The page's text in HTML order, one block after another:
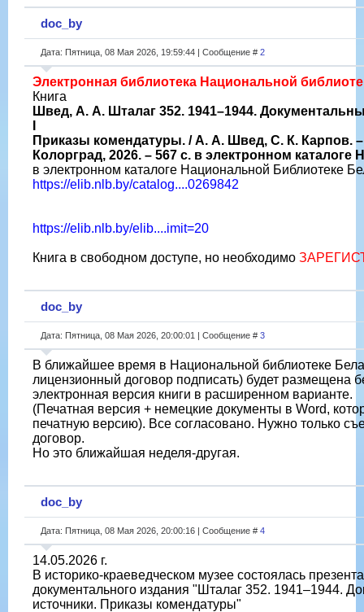
doc_by
Дата: Пятница, 08 Мая 2026, 19:59:44 | Сообщение # 2
Электронная библиотека Национальной
Книга
Швед, А. А. Шталаг 352. 1941–1944.
Приказы комендатуры. / А. А. Швед, С. К. Карпов.
Колорград, 2026. – 567 с. в электронном каталоге
в электронном каталоге Национальной Библиотеке
https://elib.nlb.by/catalog....0269842
https://elib.nlb.by/elib....imit=20
Книга в свободном доступе, но необходимо
doc_by
Дата: Пятница, 08 Мая 2026, 20:00:01 | Сообщение # 3
В ближайшее время в Национальной библиотеке
лицензионный договор подписать) будет размещена
электронная версия книги в расширенном варианте.
(Печатная версия + немецкие документы в Word,
печатную версию). Все согласовано. Нужно только
договор.
Но это ближайшая неделя-другая.
doc_by
Дата: Пятница, 08 Мая 2026, 20:00:16 | Сообщение # 4
14.05.2026 г.
В историко-краеведческом музее состоялась
документального издания "Шталаг 352. 1941–1944.
источники. Приказы комендатуры"